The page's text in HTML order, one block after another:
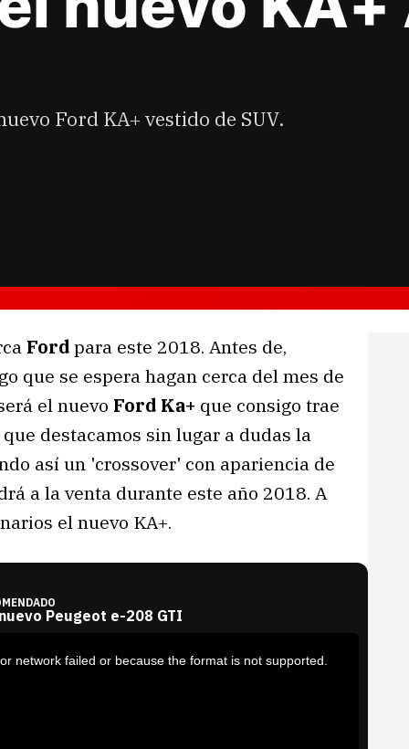
Ford KA+ vestido de SUV.
Ford para este 2018. Antes de,
que se espera hagan cerca del mes de
el nuevo Ford Ka+ que consigo trae
destacamos sin lugar a dudas la
así un 'crossover' con apariencia de
a la venta durante este año 2018. A
el nuevo KA+.
Peugeot e-208 GTI
network failed or because the format is not supported.